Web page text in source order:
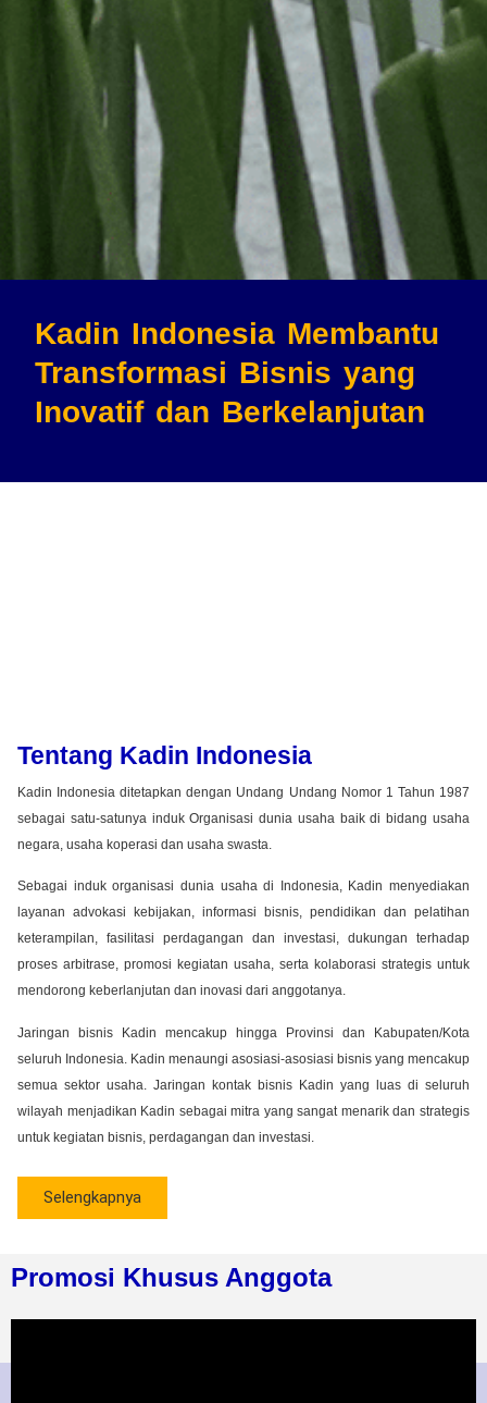
Kadin Indonesia Membantu
Transformasi Bisnis yang
Inovatif dan Berkelanjutan
Tentang Kadin Indonesia
Kadin Indonesia ditetapkan dengan Undang Undang Nomor 1 Tahun 1987
sebagai satu-satunya induk Organisasi dunia usaha baik di bidang usaha
negara, usaha koperasi dan usaha swasta.
Sebagai induk organisasi dunia usaha di Indonesia, Kadin menyediakan
layanan advokasi kebijakan, informasi bisnis, pendidikan dan pelatihan
keterampilan, fasilitasi perdagangan dan investasi, dukungan terhadap
proses arbitrase, promosi kegiatan usaha, serta kolaborasi strategis untuk
mendorong keberlanjutan dan inovasi dari anggotanya.
Jaringan bisnis Kadin mencakup hingga Provinsi dan Kabupaten/Kota
seluruh Indonesia. Kadin menaungi asosiasi-asosiasi bisnis yang mencakup
semua sektor usaha. Jaringan kontak bisnis Kadin yang luas di seluruh
wilayah menjadikan Kadin sebagai mitra yang sangat menarik dan strategis
untuk kegiatan bisnis, perdagangan dan investasi.
Selengkapnya
Promosi Khusus Anggota